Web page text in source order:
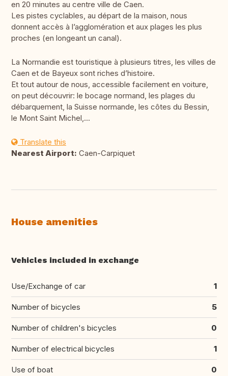
en 20 minutes au centre ville de Caen.
Les pistes cyclables, au départ de la maison, nous
donnent accès à l’agglomération et aux plages les plus
proches (en longeant un canal).
La Normandie est touristique à plusieurs titres, les villes de
Caen et de Bayeux sont riches d’histoire.
Et tout autour de nous, accessible facilement en voiture,
on peut découvrir: le bocage normand, les plages du
débarquement, la Suisse normande, les côtes du Bessin,
le Mont Saint Michel,...
Translate this
Nearest Airport: Caen-Carpiquet
House amenities
Vehicles included in exchange
Use/Exchange of car 1
Number of bicycles 5
Number of children's bicycles 0
Number of electrical bicycles 1
Use of boat 0